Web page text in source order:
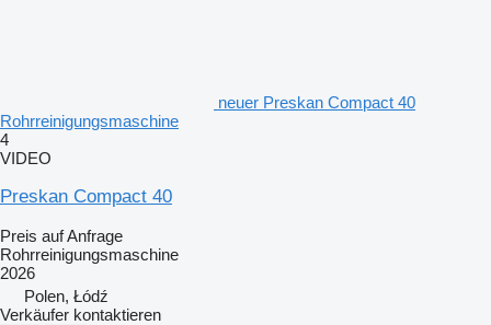
neuer Preskan Compact 40
Rohrreinigungsmaschine
4
VIDEO
Preskan Compact 40
Preis auf Anfrage
Rohrreinigungsmaschine
2026
Polen, Łódź
Verkäufer kontaktieren